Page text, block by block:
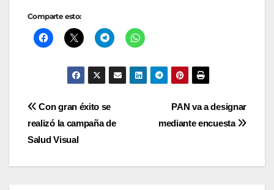
Comparte esto:
Navegación
de
entradas
PAN va a designar
mediante encuesta
Con gran éxito se
realizó la campaña de
Salud Visual